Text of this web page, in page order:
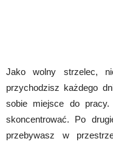
Jako wolny strzelec,
przychodzisz każdego
sobie miejsce do
skoncentrować. Po
przebywasz w